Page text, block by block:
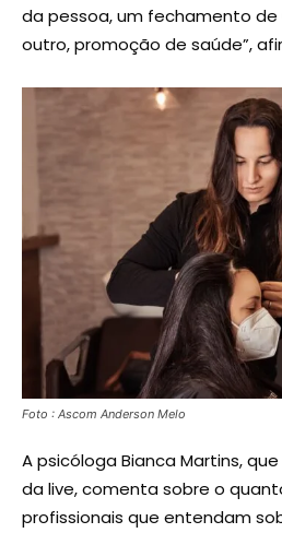
da pessoa, um fechamento de
outro, promoção de saúde”,
Foto : Ascom Anderson Melo
A psicóloga Bianca Martins,
da live, comenta sobre o
profissionais que entendam